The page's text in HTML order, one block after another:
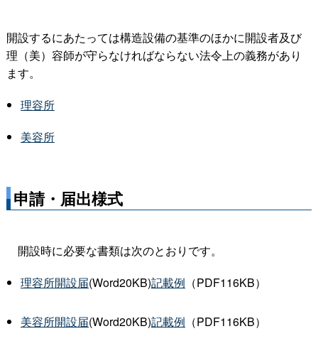
開設するにあたっては構造設備の基準のほかに開設者及び
理（美）容師が守らなければならない法令上の義務があり
ます。
理容所
美容所
申請・届出様式
開設時に必要な書類は次のとおりです。
理容所開設届(Word20KB)記載例 （PDF116KB）
美容所開設届(Word20KB)記載例 （PDF116KB）